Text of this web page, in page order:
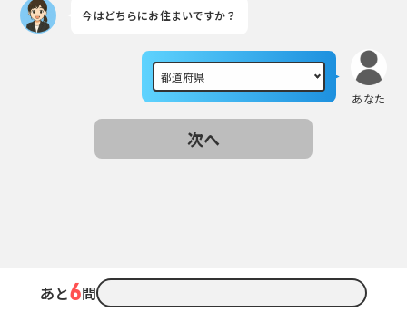
今はどちらにお住まいですか？
あなた
次へ
あと6問